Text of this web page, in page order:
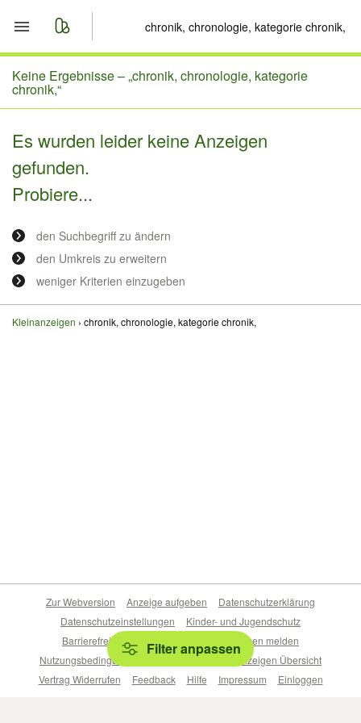
Start
Merkliste
Nachrichten
Anzeige aufgeben
Keine Ergebnisse –„chronik, chronologie, kategorie
chronik,“
Es wurden leider keine Anzeigen
gefunden.
Probiere...
den Suchbegriff zu ändern
den Umkreis zu erweitern
weniger Kriterien einzugeben
Kleinanzeigen chronik, chronologie, kategorie chronik,
Filter anpassen
Zur Webversion Anzeige aufgeben
Datenschutzerklärung
Datenschutzeinstellungen
Kinder- und Jugendschutz
Barrierefreiheitserklärung
Sicherheitslücken melden
Nutzungsbedingungen
Beliebte Suchen
Anzeigen Übersicht
Vertrag Widerrufen
Feedback Hilfe Impressum Einloggen